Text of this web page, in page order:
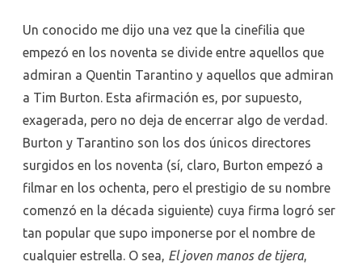
Un conocido me dijo una vez que la cinefilia que
empezó en los noventa se divide entre aquellos que
admiran a Quentin Tarantino y aquellos que admiran
a Tim Burton. Esta afirmación es, por supuesto,
exagerada, pero no deja de encerrar algo de verdad.
Burton y Tarantino son los dos únicos directores
surgidos en los noventa (sí, claro, Burton empezó a
filmar en los ochenta, pero el prestigio de su nombre
comenzó en la década siguiente) cuya firma logró ser
tan popular que supo imponerse por el nombre de
cualquier estrella. O sea, El joven manos de tijera,